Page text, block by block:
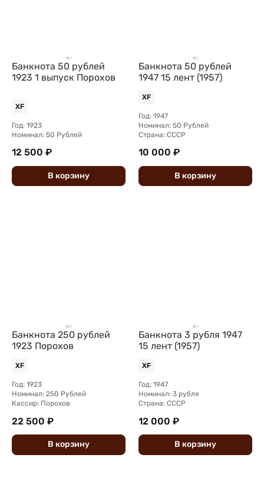
Банкнота 50 рублей
1923 1 выпуск Порохов
XF
Год: 1923
Номинал: 50 Рублей
12 500 ₽
В корзину
Банкнота 50 рублей
1947 15 лент (1957)
XF
Год: 1947
Номинал: 50 Рублей
Страна: СССР
10 000 ₽
В корзину
Банкнота 250 рублей
1923 Порохов
XF
Год: 1923
Номинал: 250 Рублей
Кассир: Порохов
22 500 ₽
В корзину
Банкнота 3 рубля 1947
15 лент (1957)
XF
Год: 1947
Номинал: 3 рубля
Страна: СССР
12 000 ₽
В корзину